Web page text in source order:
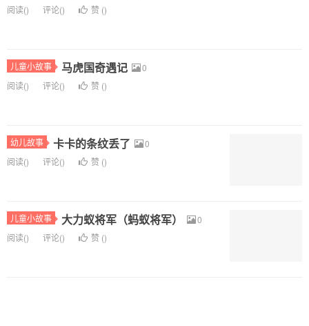
阅读() 评论() 赞 ()
儿童小故事 马虎国奇遇记
0
阅读() 评论() 赞 ()
幼儿故事 卡卡的条纹丢了
0
阅读() 评论() 赞 ()
儿童小故事 大力蚁将军（蚂蚁将军）
0
阅读() 评论() 赞 ()